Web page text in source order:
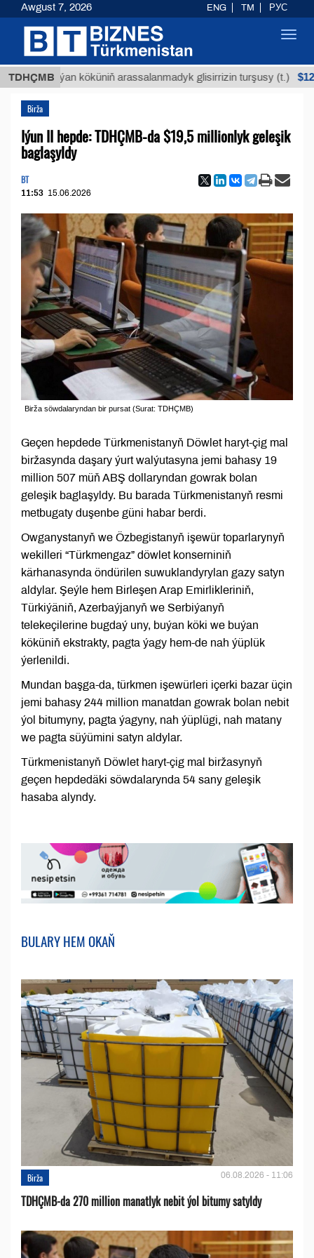
TDHÇMB
Buýan köküniň arassalanmadyk glisirrizin turşusy (t.) $12935,18
Birža
Iýun II hepde: TDHÇMB-da $19,5 millionlyk geleşik
baglaşyldy
BT
11:53 15.06.2026
Birža söwdalaryndan bir pursat (Surat: TDHÇMB)
Geçen hepdede Türkmenistanyň Döwlet haryt-çig mal
biržasynda daşary ýurt walýutasyna jemi bahasy 19
million 507 müň ABŞ dollaryndan gowrak bolan
geleşik baglaşyldy. Bu barada Türkmenistanyň resmi
metbugaty duşenbe güni habar berdi.
Owganystanyň we Özbegistanyň işewür toparlarynyň
wekilleri “Türkmengaz” döwlet konserniniň
kärhanasynda öndürilen suwuklandyrylan gazy satyn
aldylar. Şeýle hem Birleşen Arap Emirlikleriniň,
Türkiýäniň, Azerbaýjanyň we Serbiýanyň
telekeçilerine bugdaý uny, buýan köki we buýan
köküniň ekstrakty, pagta ýagy hem-de nah ýüplük
ýerlenildi.
Mundan başga-da, türkmen işewürleri içerki bazar üçin
jemi bahasy 244 million manatdan gowrak bolan nebit
ýol bitumyny, pagta ýagyny, nah ýüplügi, nah matany
we pagta süýümini satyn aldylar.
Türkmenistanyň Döwlet haryt-çig mal biržasynyň
geçen hepdedäki söwdalarynda 54 sany geleşik
hasaba alyndy.
BULARY HEM OKAŇ
Birža 06.08.2026 - 11:06
TDHÇMB-da 270 million manatlyk nebit ýol bitumy satyldy
Awgust 7, 2026 ENG TM РУС